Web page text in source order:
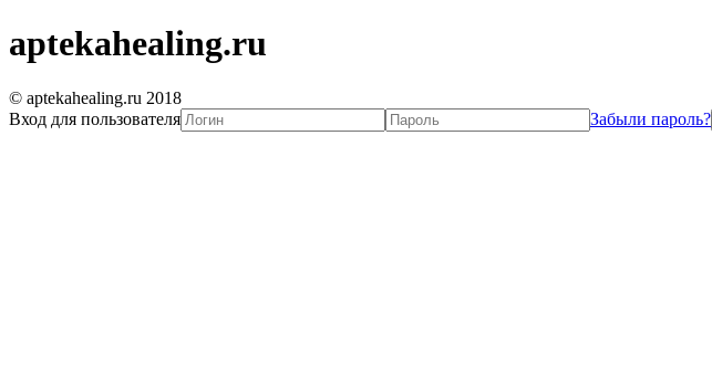
aptekahealing.ru
© aptekahealing.ru 2018
Вход для пользователя
Забыли пароль?